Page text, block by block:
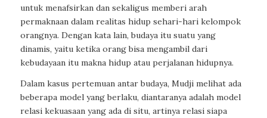
untuk menafsirkan dan sekaligus memberi arah
permaknaan dalam realitas hidup sehari-hari kelompok
orangnya. Dengan kata lain, budaya itu suatu yang
dinamis, yaitu ketika orang bisa mengambil dari
kebudayaan itu makna hidup atau perjalanan hidupnya.
Dalam kasus pertemuan antar budaya, Mudji melihat ada
beberapa model yang berlaku, diantaranya adalah model
relasi kekuasaan yang ada di situ, artinya relasi siapa